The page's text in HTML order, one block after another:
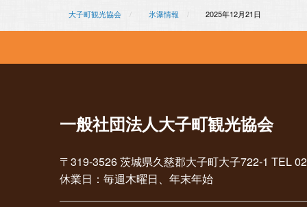
大子町観光協会 氷瀑情報 2025年12月21日
一般社団法人大子町観光協会
〒319-3526 茨城県久慈郡大子町大子722-1 TEL
休業日：毎週木曜日、年末年始